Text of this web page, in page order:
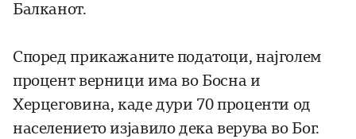
Балканот.
Според прикажаните податоци, најголем
процент верници има во Босна и
Херцеговина, каде дури 70 проценти од
населението изјавило дека верува во Бог.